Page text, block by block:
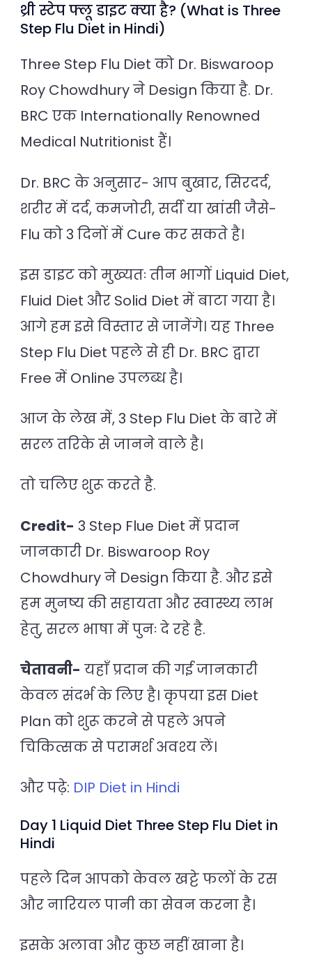
थ्री स्टेप फ्लू डाइट क्या है? (What is Three
Step Flu Diet in Hindi)
Three Step Flu Diet को Dr. Biswaroop
Roy Chowdhury ने Design किया है. Dr.
BRC एक Internationally Renowned
Medical Nutritionist हैं।
Dr. BRC के अनुसार- आप बुखार, सिरदर्द,
शरीर में दर्द, कमजोरी, सर्दी या खांसी जैसे-
Flu को 3 दिनों में Cure कर सकते है।
इस डाइट को मुख्यतः तीन भागों Liquid Diet,
Fluid Diet और Solid Diet में बाटा गया है।
आगे हम इसे विस्तार से जानेंगे। यह Three
Step Flu Diet पहले से ही Dr. BRC द्वारा
Free में Online उपलब्ध है।
आज के लेख में, 3 Step Flu Diet के बारे में
सरल तरिके से जानने वाले है।
तो चलिए शुरू करते है.
Credit- 3 Step Flue Diet में प्रदान
जानकारी Dr. Biswaroop Roy
Chowdhury ने Design किया है. और इसे
हम मुनष्य की सहायता और स्वास्थ्य लाभ
हेतु, सरल भाषा में पुनः दे रहे है.
चेतावनी- यहाँ प्रदान की गई जानकारी
केवल संदर्भ के लिए है। कृपया इस Diet
Plan को शुरू करने से पहले अपने
चिकित्सक से परामर्श अवश्य लें।
और पढ़े: DIP Diet in Hindi
Day 1 Liquid Diet Three Step Flu Diet in
Hindi
पहले दिन आपको केवल खट्टे फलों के रस
और नारियल पानी का सेवन करना है।
इसके अलावा और कुछ नहीं खाना है।